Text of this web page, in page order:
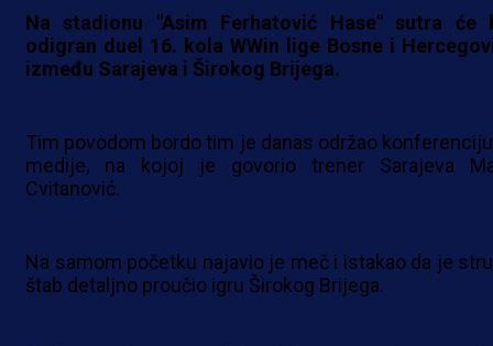
Na stadionu "Asim Ferhatović Hase" sutra će
odigran duel 16. kola WWin lige Bosne i
između Sarajeva i Širokog Brijega.
Tim povodom bordo tim je danas održao
medije, na kojoj je govorio trener Sarajeva
Cvitanović.
Na samom početku najavio je meč i istakao da je
štab detaljno proučio igru Širokog Brijega.